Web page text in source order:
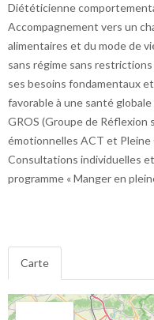
Diététicienne
Accompagnement vers un
alimentaires et du mode de
sans régime sans
ses besoins fondamentaux
favorable à une santé
GROS (Groupe de Réflexion
émotionnelles ACT et Pleine
Consultations individuelles
programme « Manger en
Carte